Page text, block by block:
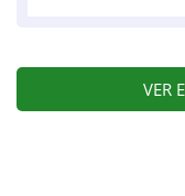
VER